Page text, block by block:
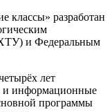
классы» разработан
и Федеральным
лет
и информационные
программы